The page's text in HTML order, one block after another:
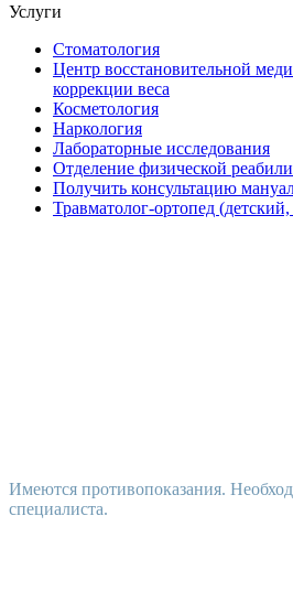
Услуги
Стоматология
Центр восстановительной
коррекции веса
Косметология
Наркология
Лабораторные исследования
Отделение физической
Получить консультацию
Травматолог-ортопед
Имеются противопоказания.
специалиста.